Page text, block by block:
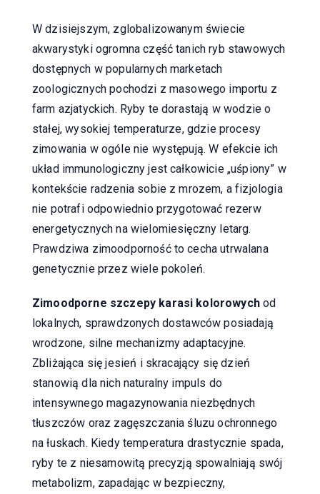
W dzisiejszym, zglobalizowanym świecie
akwarystyki ogromna część tanich ryb stawowych
dostępnych w popularnych marketach
zoologicznych pochodzi z masowego importu z
farm azjatyckich. Ryby te dorastają w wodzie o
stałej, wysokiej temperaturze, gdzie procesy
zimowania w ogóle nie występują. W efekcie ich
układ immunologiczny jest całkowicie „uśpiony” w
kontekście radzenia sobie z mrozem, a fizjologia
nie potrafi odpowiednio przygotować rezerw
energetycznych na wielomiesięczny letarg.
Prawdziwa zimoodporność to cecha utrwalana
genetycznie przez wiele pokoleń.
Zimoodporne szczepy karasi kolorowychod
lokalnych, sprawdzonych dostawców posiadają
wrodzone, silne mechanizmy adaptacyjne.
Zbliżająca się jesień i skracający się dzień
stanowią dla nich naturalny impuls do
intensywnego magazynowania niezbędnych
tłuszczów oraz zagęszczania śluzu ochronnego
na łuskach. Kiedy temperatura drastycznie spada,
ryby te z niesamowitą precyzją spowalniają swój
metabolizm, zapadając w bezpieczny,